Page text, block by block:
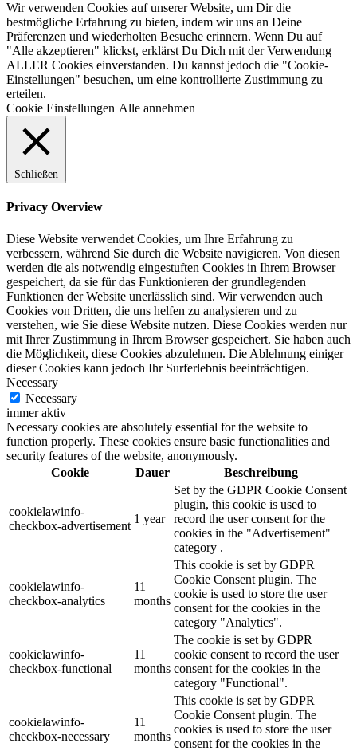
Wir verwenden Cookies auf unserer Website, um Dir die
bestmögliche Erfahrung zu bieten, indem wir uns an Deine
Präferenzen und wiederholten Besuche erinnern. Wenn Du auf
"Alle akzeptieren" klickst, erklärst Du Dich mit der Verwendung
ALLER Cookies einverstanden. Du kannst jedoch die "Cookie-
Einstellungen" besuchen, um eine kontrollierte Zustimmung zu
erteilen.
Cookie Einstellungen Alle annehmen
Schließen
Privacy Overview
Diese Website verwendet Cookies, um Ihre Erfahrung zu
verbessern, während Sie durch die Website navigieren. Von diesen
werden die als notwendig eingestuften Cookies in Ihrem Browser
gespeichert, da sie für das Funktionieren der grundlegenden
Funktionen der Website unerlässlich sind. Wir verwenden auch
Cookies von Dritten, die uns helfen zu analysieren und zu
verstehen, wie Sie diese Website nutzen. Diese Cookies werden nur
mit Ihrer Zustimmung in Ihrem Browser gespeichert. Sie haben auch
die Möglichkeit, diese Cookies abzulehnen. Die Ablehnung einiger
dieser Cookies kann jedoch Ihr Surferlebnis beeinträchtigen.
Necessary
Necessary
immer aktiv
Necessary cookies are absolutely essential for the website to
function properly. These cookies ensure basic functionalities and
security features of the website, anonymously.
Cookie
Dauer Beschreibung
cookielawinfo-
checkbox-advertisement
1 year
Set by the GDPR Cookie Consent
plugin, this cookie is used to
record the user consent for the
cookies in the "Advertisement"
category .
cookielawinfo-
checkbox-analytics
11
months
This cookie is set by GDPR
Cookie Consent plugin. The
cookie is used to store the user
consent for the cookies in the
category "Analytics".
cookielawinfo-
checkbox-functional
11
months
The cookie is set by GDPR
cookie consent to record the user
consent for the cookies in the
category "Functional".
cookielawinfo-
checkbox-necessary
11
months
This cookie is set by GDPR
Cookie Consent plugin. The
cookies is used to store the user
consent for the cookies in the